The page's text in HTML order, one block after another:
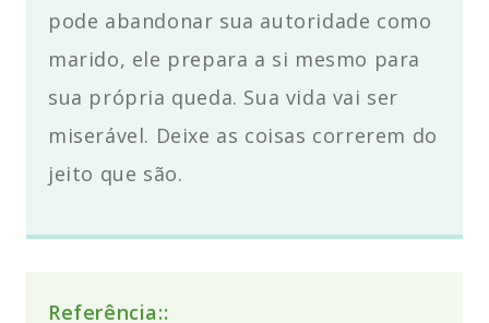
pode abandonar sua autoridade como
marido, ele prepara a si mesmo para
sua própria queda. Sua vida vai ser
miserável. Deixe as coisas correrem do
jeito que são.
Referência::